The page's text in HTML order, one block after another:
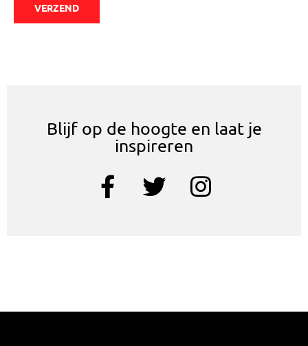
VERZEND
Blijf op de hoogte en laat je
inspireren